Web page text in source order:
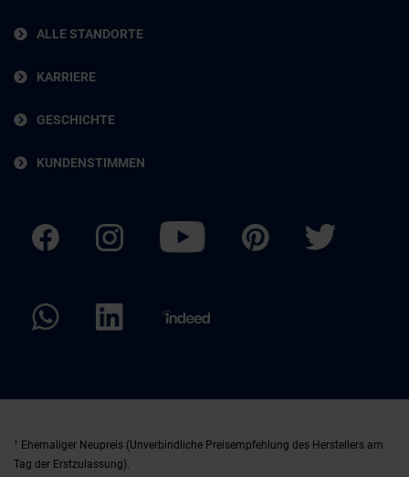
ALLE STANDORTE
KARRIERE
GESCHICHTE
KUNDENSTIMMEN
1
Ehemaliger Neupreis (Unverbindliche Preisempfehlung des Herstellers am
Tag der Erstzulassung).